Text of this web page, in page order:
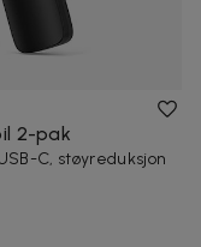
2-pak
C, støyreduksjon